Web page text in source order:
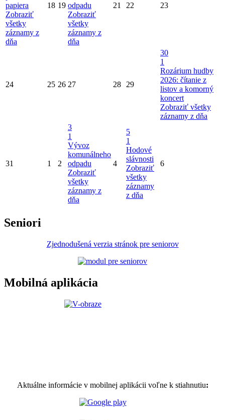
papiera
Zobraziť
všetky
záznamy z
dňa
18 19 odpadu
Zobraziť
všetky
záznamy z
dňa
21 22 23
24 25 26 27 28 29
30
1
Rozárium hudby
2026: čítanie z
listov a komorný
koncert
Zobraziť všetky
záznamy z dňa
31 1 2
3
1
Vývoz
komunálneho
odpadu
Zobraziť
všetky
záznamy z
dňa
4
5
1
Hodové
slávnosti
Zobraziť
všetky
záznamy
z dňa
6
Seniori
Zjednodušená verzia stránok pre seniorov
Mobilná aplikácia
Aktuálne informácie v mobilnej aplikácii voľne k stiahnutiu: